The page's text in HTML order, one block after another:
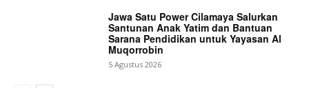
Jawa Satu Power Cilamaya Salurkan
Santunan Anak Yatim dan Bantuan
Sarana Pendidikan untuk Yayasan Al
Muqorrobin
5 Agustus 2026